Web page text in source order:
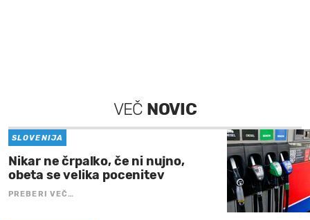
VEČ NOVIC
SLOVENIJA
Nikar ne črpalko, če ni nujno,
obeta se velika pocenitev
PREBERI VEČ…